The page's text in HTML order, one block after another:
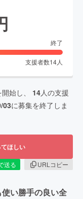
終了
支援者数14人
始し、 14人の支援
03に募集を終了しま
ほしい
送る
URLコピー
い勝手の良い全